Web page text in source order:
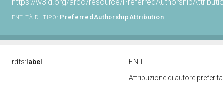
https://w3id.org/arco/resource/
ENTITÀ DI TIPO: PreferredAuthorshipAttribution
rdfs: label EN
IT
Attribuzione di autore